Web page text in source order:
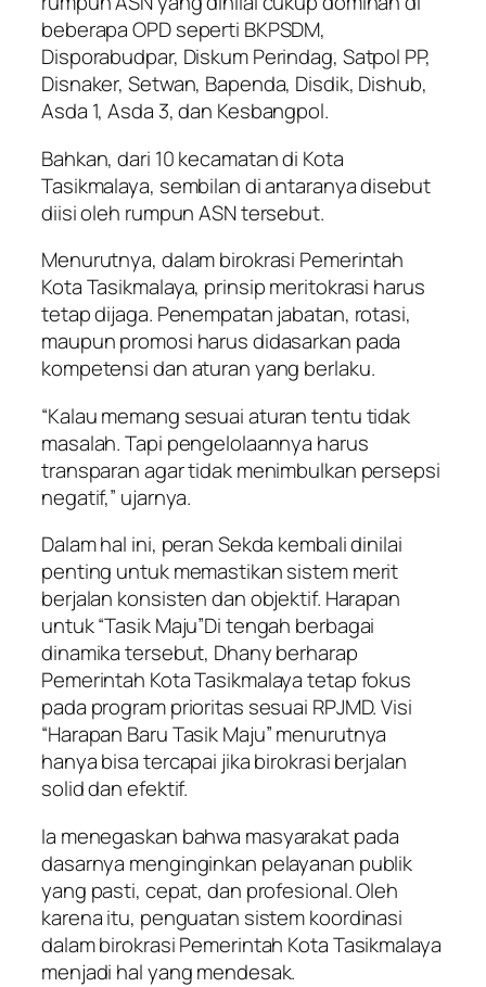
beberapa OPD seperti BKPSDM,
Disporabudpar, Diskum Perindag, Satpol PP,
Disnaker, Setwan, Bapenda, Disdik, Dishub,
Asda 1, Asda 3, dan Kesbangpol.
Bahkan, dari 10 kecamatan di Kota
Tasikmalaya, sembilan di antaranya disebut
diisi oleh rumpun ASN tersebut.
Menurutnya, dalam birokrasi Pemerintah
Kota Tasikmalaya, prinsip meritokrasi harus
tetap dijaga. Penempatan jabatan, rotasi,
maupun promosi harus didasarkan pada
kompetensi dan aturan yang berlaku.
“Kalau memang sesuai aturan tentu tidak
masalah. Tapi pengelolaannya harus
transparan agar tidak menimbulkan persepsi
negatif,” ujarnya.
Dalam hal ini, peran Sekda kembali dinilai
penting untuk memastikan sistem merit
berjalan konsisten dan objektif. Harapan
untuk “Tasik Maju”Di tengah berbagai
dinamika tersebut, Dhany berharap
Pemerintah Kota Tasikmalaya tetap fokus
pada program prioritas sesuai RPJMD. Visi
“Harapan Baru Tasik Maju” menurutnya
hanya bisa tercapai jika birokrasi berjalan
solid dan efektif.
Ia menegaskan bahwa masyarakat pada
dasarnya menginginkan pelayanan publik
yang pasti, cepat, dan profesional. Oleh
karena itu, penguatan sistem koordinasi
dalam birokrasi Pemerintah Kota Tasikmalaya
menjadi hal yang mendesak.